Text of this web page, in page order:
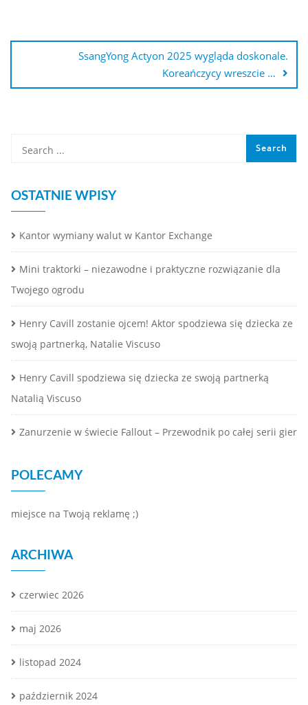
wpisu
SsangYong Actyon 2025 wygląda doskonale.
Koreańczycy wreszcie …
OSTATNIE WPISY
Kantor wymiany walut w Kantor Exchange
Mini traktorki – niezawodne i praktyczne rozwiązanie dla
Twojego ogrodu
Henry Cavill zostanie ojcem! Aktor spodziewa się dziecka ze
swoją partnerką, Natalie Viscuso
Henry Cavill spodziewa się dziecka ze swoją partnerką
Natalią Viscuso
Zanurzenie w świecie Fallout – Przewodnik po całej serii gier
POLECAMY
miejsce na Twoją reklamę ;)
ARCHIWA
czerwiec 2026
maj 2026
listopad 2024
październik 2024